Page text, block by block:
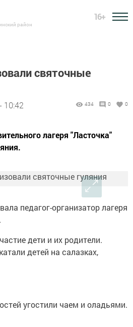
район
16+
святочные
10:42 434 0 0
лагеря "Ласточка"
педагог-организатор лагеря
дети и их родители.
детей на салазках,
угостили чаем и оладьями.